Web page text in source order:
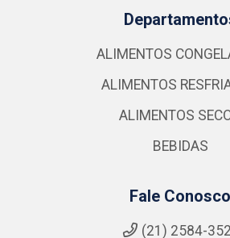
ALIMENTOS
ALIMENTOS
ALIMENTOS
BEBIDAS
Fale Conosco
(21) 2584-